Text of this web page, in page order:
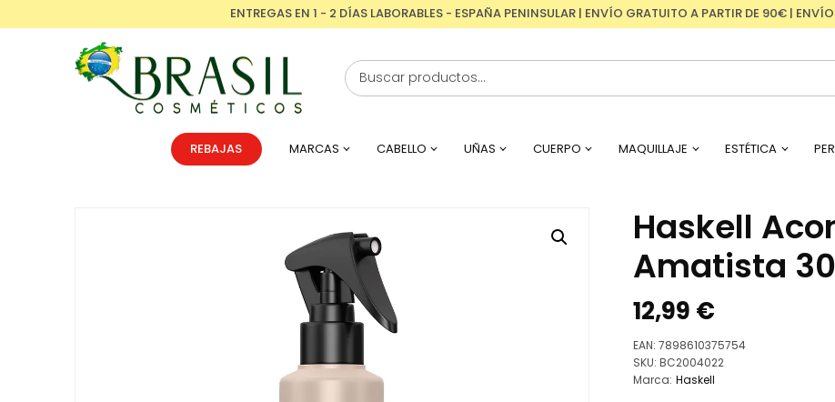
ENTREGAS EN 1 - 2 DÍAS LABORABLES - ESPAÑA PENINSULAR | ENVÍO GRATUITO A PARTIR DE 90€ |
REBAJAS MARCAS CABELLO UÑAS CUERPO MAQUILLAJE ESTÉTICA
Haskell
Amatista
12,99 €
EAN: 7898610375754
SKU: BC2004022
Marca: Haskell